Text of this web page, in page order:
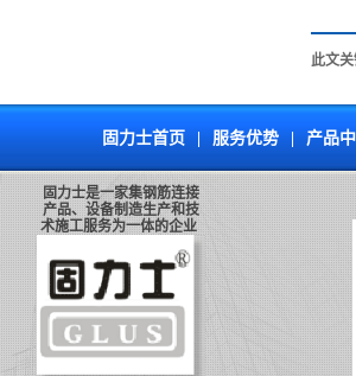
此文关
固力士首页 服务优势 产品
固力士是一家集钢筋连接
产品、设备制造生产和技
术施工服务为一体的企业